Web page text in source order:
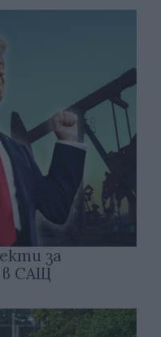
за
в САЩ